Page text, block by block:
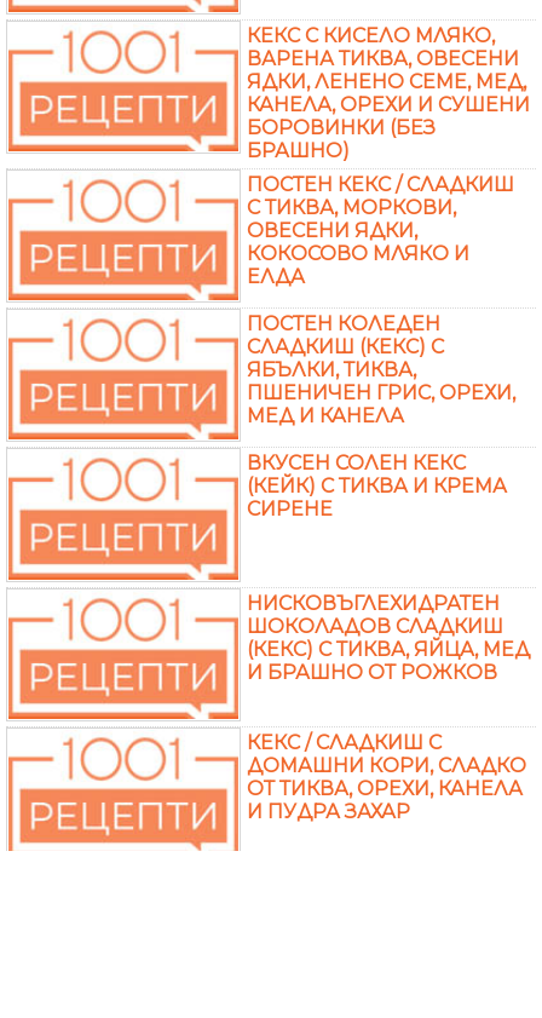
КЕКС С КИСЕЛО МЛЯКО,
ВАРЕНА ТИКВА, ОВЕСЕНИ
ЯДКИ, ЛЕНЕНО СЕМЕ, МЕД,
КАНЕЛА, ОРЕХИ И СУШЕНИ
БОРОВИНКИ (БЕЗ
БРАШНО)
ПОСТЕН КЕКС / СЛАДКИШ
С ТИКВА, МОРКОВИ,
ОВЕСЕНИ ЯДКИ,
КОКОСОВО МЛЯКО И
ЕЛДА
ПОСТЕН КОЛЕДЕН
СЛАДКИШ (КЕКС) С
ЯБЪЛКИ, ТИКВА,
ПШЕНИЧЕН ГРИС, ОРЕХИ,
МЕД И КАНЕЛА
ВКУСЕН СОЛЕН КЕКС
(КЕЙК) С ТИКВА И КРЕМА
СИРЕНЕ
НИСКОВЪГЛЕХИДРАТЕН
ШОКОЛАДОВ СЛАДКИШ
(КЕКС) С ТИКВА, ЯЙЦА, МЕД
И БРАШНО ОТ РОЖКОВ
КЕКС / СЛАДКИШ С
ДОМАШНИ КОРИ, СЛАДКО
ОТ ТИКВА, ОРЕХИ, КАНЕЛА
И ПУДРА ЗАХАР